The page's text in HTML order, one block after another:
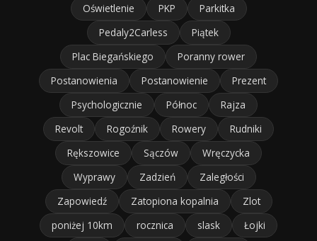
Oświetlenie
PKP
Parkitka
Pedaly2Carless
Piątek
Plac Biegańskiego
Poranny rower
Postanowienia
Postanowienie
Prezent
Psychologicznie
Północ
Rajza
Revolt
Rogoźnik Rowery
Rudniki
Rększowice
Sączów
Wręczycka
Wyprawy
Zadzień
Zaległości
Zapowiedź
Zatopiona kopalnia
Zlot
poniżej 10km
rocznica slask
Łojki